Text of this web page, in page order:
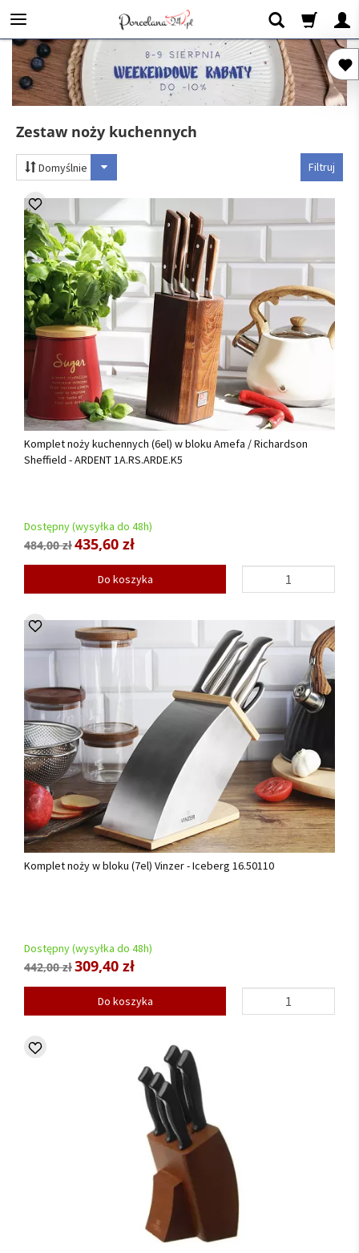
Zestaw noży kuchennych
Filtruj
Domyślnie
Komplet noży kuchennych (6el) w bloku Amefa / Richardson
Sheffield - ARDENT 1A.RS.ARDE.K5
Dostępny (wysyłka do 48h)
484,00 zł435,60 zł
Do koszyka
Komplet noży w bloku (7el) Vinzer - Iceberg 16.50110
Dostępny (wysyłka do 48h)
442,00 zł309,40 zł
Do koszyka